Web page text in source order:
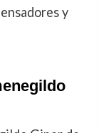
y